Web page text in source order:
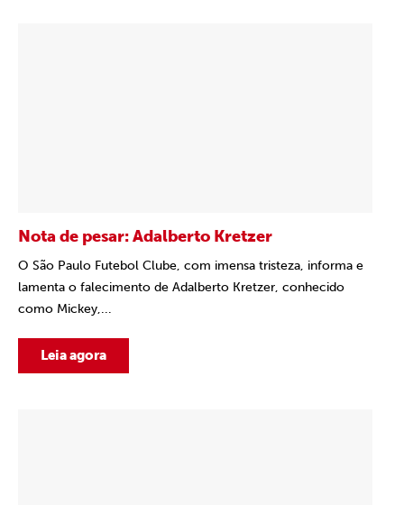
Nota de pesar: Adalberto Kretzer
O São Paulo Futebol Clube, com imensa tristeza, informa e
lamenta o falecimento de Adalberto Kretzer, conhecido
como Mickey,...
Leia agora